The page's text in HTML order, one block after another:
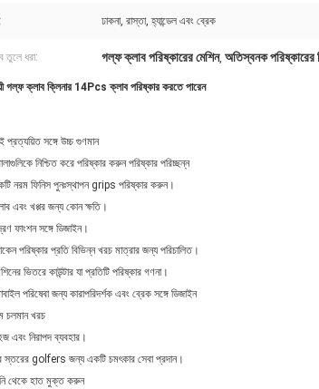
ঢাকনা, রাস্তা, হ্যান্ডেল এবং ব্রেক
তুলে ধরা: গল্ফ ক্লাব পরিষ্কারের মেশিন, অতিস্বনক পরিষ্কারের
গল্ফ ক্লাব ক্লিনার 14Pcs ক্লাব পরিষ্কার করতে পারেন
প্রত্যয়িত সঙ্গে উচ্চ গুণমান
নিশ্চিত করে পরিষ্কার করুন পরিষ্কার পরিচ্ছন্ন
নরম ফিনিস পুনঃস্থাপন grips পরিষ্কার করুন।
এবং খপ্পর জন্য কোন ক্ষতি।
ফাংশন সঙ্গে ডিজাইন।
পরিষ্কার প্রতি বিভিন্ন খরচ মাত্রার জন্য পরিচালিত।
ভিতরে কাউন্টার যা প্রতিটি পরিষ্কার গণনা।
পরিষেবা জন্য কারাপরিদর্শক এবং ব্রেক সঙ্গে ডিজাইন
চলমান খরচ
এবং নিরাপদ ব্যবহার।
স্তরের golfers জন্য একটি চমৎকার সেবা প্রদান।
থেকে হাত মুক্ত করুন